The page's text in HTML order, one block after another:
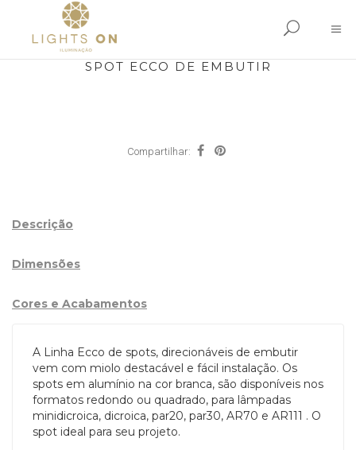
SPOT ECCO DE EMBUTIR
Compartilhar:
Descrição
Dimensões
Cores e Acabamentos
A Linha Ecco de spots, direcionáveis de embutir
vem com miolo destacável e fácil instalação. Os
spots em alumínio na cor branca, são disponíveis nos
formatos redondo ou quadrado, para lâmpadas
minidicroica, dicroica, par20, par30, AR70 e AR111 . O
spot ideal para seu projeto.